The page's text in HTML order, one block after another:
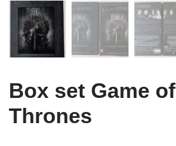
Box set Game of
Thrones